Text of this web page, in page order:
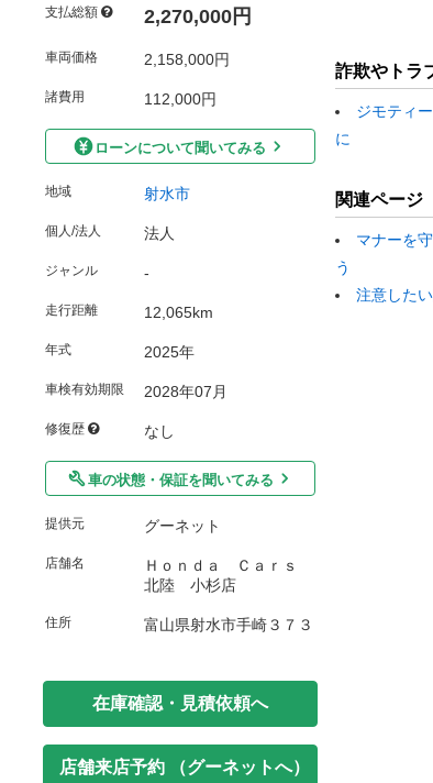
支払総額 2,270,000円
車両価格 2,158,000円
諸費用 112,000円
ローンについて聞いてみる
地域 射水市
個人/法人 法人
ジャンル -
走行距離 12,065km
年式 2025年
車検有効期限 2028年07月
修復歴 なし
車の状態・保証を聞いてみる
提供元 グーネット
店舗名
Ｈｏｎｄａ Ｃａｒｓ
北陸 小杉店
住所 富山県射水市手崎３７３
在庫確認・見積依頼へ
店舗来店予約 （グーネットへ）
詐欺やトラ
ジモティ
に
関連ページ
マナーを
う
注意した